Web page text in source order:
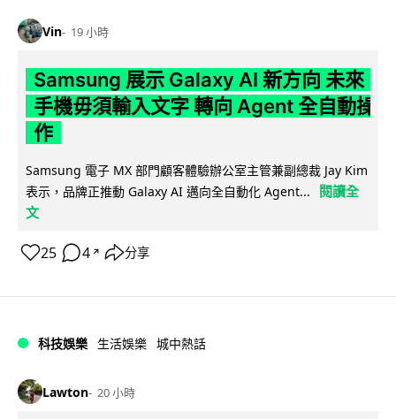
Vin 19 小時
Samsung 展示 Galaxy AI 新方向 未來
手機毋須輸入文字 轉向 Agent 全自動操
作
Samsung 電子 MX 部門顧客體驗辦公室主管兼副總裁 Jay Kim
表示，品牌正推動 Galaxy AI 邁向全自動化 Agent...
閱讀全
文
25 4 ↗ 分享
科技娛樂 生活娛樂 城中熱話
Lawton 20 小時